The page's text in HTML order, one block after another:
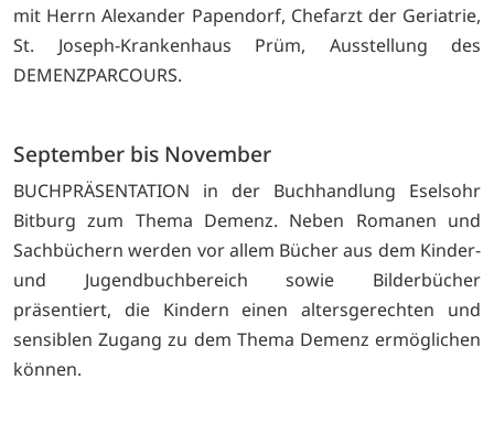
mit Herrn Alexander Papendorf, Chefarzt der Geriatrie,
St. Joseph-Krankenhaus Prüm, Ausstellung des
DEMENZPARCOURS.
September bis November
BUCHPRÄSENTATION in der Buchhandlung Eselsohr
Bitburg zum Thema Demenz. Neben Romanen und
Sachbüchern werden vor allem Bücher aus dem Kinder-
und Jugendbuchbereich sowie Bilderbücher
präsentiert, die Kindern einen altersgerechten und
sensiblen Zugang zu dem Thema Demenz ermöglichen
können.